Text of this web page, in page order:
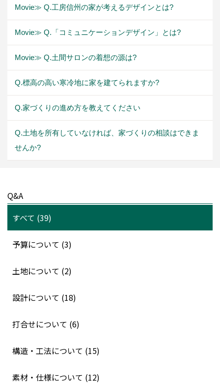
Movie≫ Q.工房信州の家が考えるデザインとは?
Movie≫ Q.「コミュニケーションデザイン」とは?
Movie≫ Q.土間サロンの着想の源は?
Q.標高の高い寒冷地に家を建てられますか?
Q.家づくりの進め方を教えてください
Q.土地を所有していなければ、家づくりの相談はできま
せんか?
Q&A
すべて (39)
予算について (3)
土地について (2)
設計について (18)
打合せについて (6)
構造・工法について (15)
素材・仕様について (12)